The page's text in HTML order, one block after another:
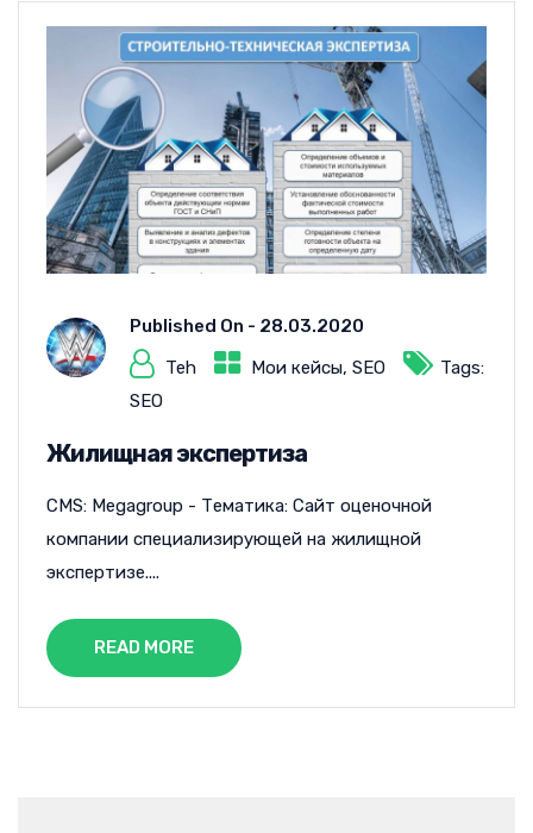
Published On - 28.03.2020
Teh
Мои кейсы, SEO
Tags:
SEO
Жилищная экспертиза
CMS: Megagroup - Тематика: Сайт оценочной
компании специализирующей на жилищной
экспертизе....
READ MORE